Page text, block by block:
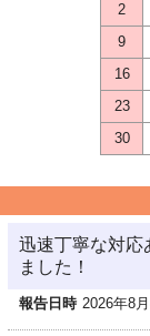
2
9
16
23
30
迅速丁寧な対応
ました！
報告日時 2026年8